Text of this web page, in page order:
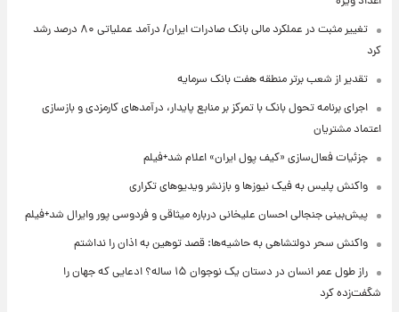
تغییر مثبت در عملکرد مالی بانک صادرات ایران/ درآمد عملیاتی ۸۰ درصد رشد
کرد
تقدیر از شعب برتر منطقه هفت بانک سرمایه
اجرای برنامه تحول بانک با تمرکز بر منابع پایدار، درآمدهای کارمزدی و بازسازی
اعتماد مشتریان
جزئیات فعال‌سازی «کیف پول ایران» اعلام شد+فیلم
واکنش پلیس به فیک نیوزها و بازنشر ویدیوهای تکراری
پیش‌بینی جنجالی احسان علیخانی درباره میثاقی و فردوسی پور وایرال شد+فیلم
واکنش سحر دولتشاهی به حاشیه‌ها: قصد توهین به اذان را نداشتم
راز طول عمر انسان در دستان یک نوجوان ۱۵ ساله؟ ادعایی که جهان را
شگفت‌زده کرد